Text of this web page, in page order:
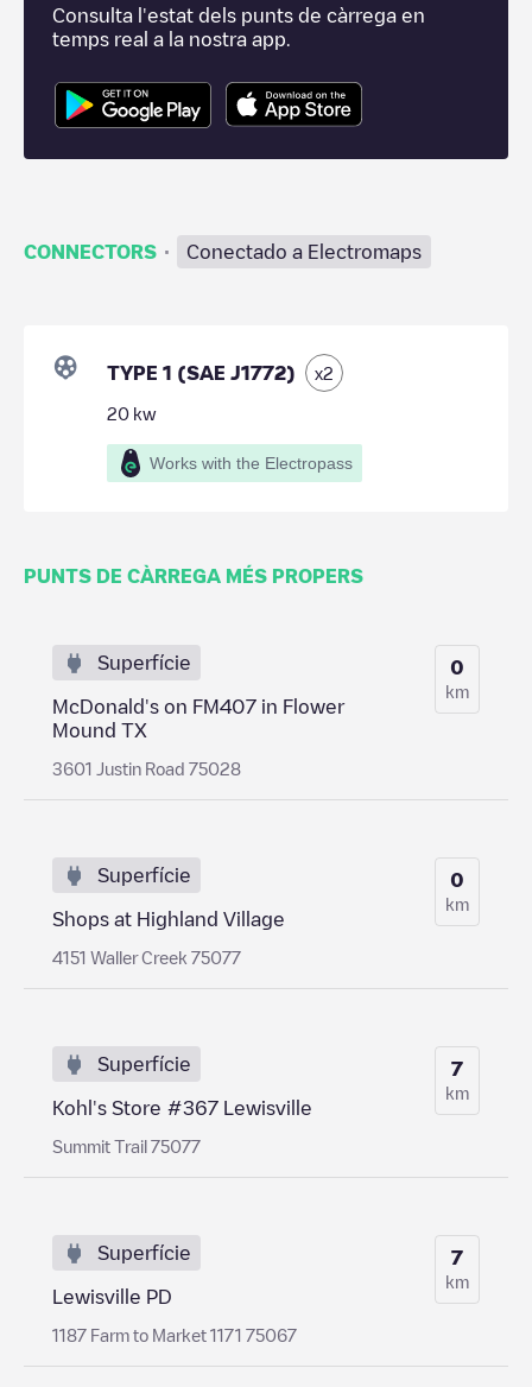
Consulta l'estat dels punts de càrrega en
temps real a la nostra app.
CONNECTORS · Conectado a Electromaps
TYPE 1 (SAE J1772) x2
20 kw
Works with the Electropass
PUNTS DE CÀRREGA MÉS PROPERS
Superfície
McDonald's on FM407 in Flower
Mound TX
3601 Justin Road 75028
0
km
Superfície
Shops at Highland Village
4151 Waller Creek 75077
0
km
Superfície
Kohl's Store #367 Lewisville
Summit Trail 75077
7
km
Superfície
Lewisville PD
1187 Farm to Market 1171 75067
7
km